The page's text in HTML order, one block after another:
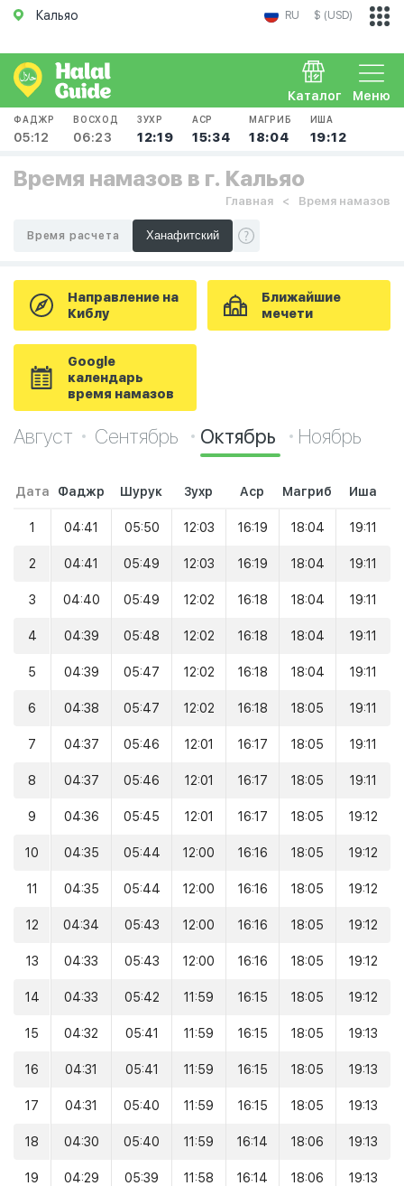
Кальяо RU $ (USD)
Меню
Каталог
ФАДЖР
05:12
ВОСХОД
06:23
ЗУХР
12:19
АСР
15:34
МАГРИБ
18:04
ИША
19:12
Время намазов в г. Кальяо
Главная Время намазов
Время расчета
Направление на
Киблу
Ближайшие
мечети
Google
календарь
время намазов
Август Сентябрь Октябрь Ноябрь
Дата Фаджр Шурук Зухр Аср Магриб Иша
1 04:41 05:50 12:03 16:19 18:04 19:11
2 04:41 05:49 12:03 16:19 18:04 19:11
3 04:40 05:49 12:02 16:18 18:04 19:11
4 04:39 05:48 12:02 16:18 18:04 19:11
5 04:39 05:47 12:02 16:18 18:04 19:11
6 04:38 05:47 12:02 16:18 18:05 19:11
7 04:37 05:46 12:01 16:17 18:05 19:11
8 04:37 05:46 12:01 16:17 18:05 19:11
9 04:36 05:45 12:01 16:17 18:05 19:12
10 04:35 05:44 12:00 16:16 18:05 19:12
11 04:35 05:44 12:00 16:16 18:05 19:12
12 04:34 05:43 12:00 16:16 18:05 19:12
13 04:33 05:43 12:00 16:16 18:05 19:12
14 04:33 05:42 11:59 16:15 18:05 19:12
15 04:32 05:41 11:59 16:15 18:05 19:13
16 04:31 05:41 11:59 16:15 18:05 19:13
17 04:31 05:40 11:59 16:15 18:05 19:13
18 04:30 05:40 11:59 16:14 18:06 19:13
19 04:29 05:39 11:58 16:14 18:06 19:13